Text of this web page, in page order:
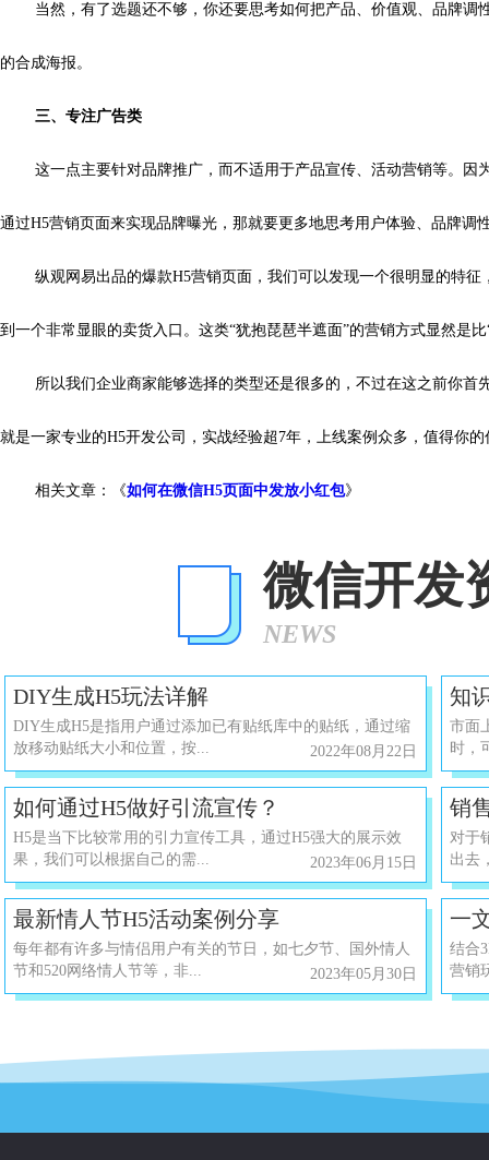
当然，有了选题还不够，你还要思考如何把产品、价值观、品牌
的合成海报。
三、专注广告类
这一点主要针对品牌推广，而不适用于产品宣传、活动营销等。
通过H5营销页面来实现品牌曝光，那就要更多地思考用户体验、品牌调
纵观网易出品的爆款H5营销页面，我们可以发现一个很明显的特
到一个非常显眼的卖货入口。这类“犹抱琵琶半遮面”的营销方式显然是
所以我们企业商家能够选择的类型还是很多的，不过在这之前你首
就是一家专业的H5开发公司，实战经验超7年，上线案例众多，值得你的
相关文章：《如何在微信H5页面中发放小红包》
微信开发
NEWS
DIY生成H5玩法详解
DIY生成H5是指用户通过添加已有贴纸库中的贴纸，通过缩
放移动贴纸大小和位置，按...
2022年08月22日
知
市面
时，
​如何通过H5做好引流宣传？
​H5是当下比较常用的引力宣传工具，通过H5强大的展示效
果，我们可以根据自己的需...
2023年06月15日
销
对于
出去
​最新情人节H5活动案例分享
​每年都有许多与情侣用户有关的节日，如七夕节、国外情人
节和520网络情人节等，非...
2023年05月30日
一
结合
营销